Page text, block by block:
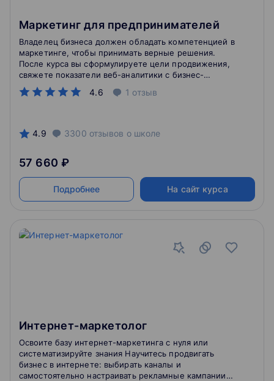
Маркетинг для предпринимателей
4.6 1 отзыв
Владелец бизнеса должен обладать компетенцией в
маркетинге, чтобы принимать верные решения.
После курса вы сформулируете цели продвижения,
свяжете показатели веб-аналитики с бизнес-
процессами и рассчитаете unit-экономику для
своего продукта.
4.9 3300 отзывов о школе
57 660 ₽
Подробнее На сайт курса
Интернет-маркетолог
Освоите базу интернет-маркетинга с нуля или
систематизируйте знания Научитесь продвигать
бизнес в интернете: выбирать каналы и
самостоятельно настраивать рекламные кампании